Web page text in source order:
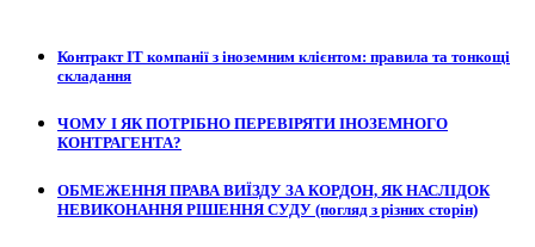
Контракт ІТ компанії з іноземним клієнтом: правила та тонкощі
складання
ЧОМУ І ЯК ПОТРІБНО ПЕРЕВІРЯТИ ІНОЗЕМНОГО
КОНТРАГЕНТА?
ОБМЕЖЕННЯ ПРАВА ВИЇЗДУ ЗА КОРДОН, ЯК НАСЛІДОК
НЕВИКОНАННЯ РІШЕННЯ СУДУ (погляд з різних сторін)